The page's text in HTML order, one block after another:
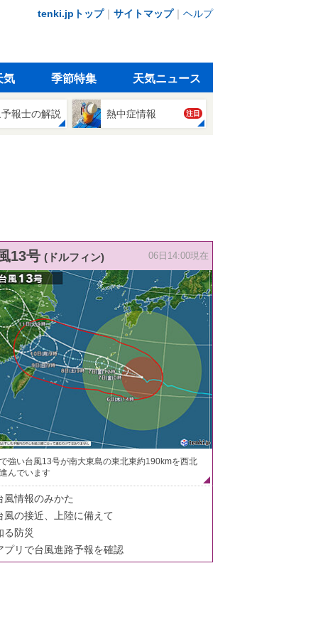
tenki.jpトップ｜ サイトマップ｜ ヘルプ
気 季節特集 天気ニュース
報士の解説 熱中症情報 注目
13号 (ドルフィン) 06日14:00現在
強い台風13号が南大東島の東北東約190kmを西北
んでいます
風情報のみかた
風の接近、上陸に備えて
る防災
プリで台風進路予報を確認